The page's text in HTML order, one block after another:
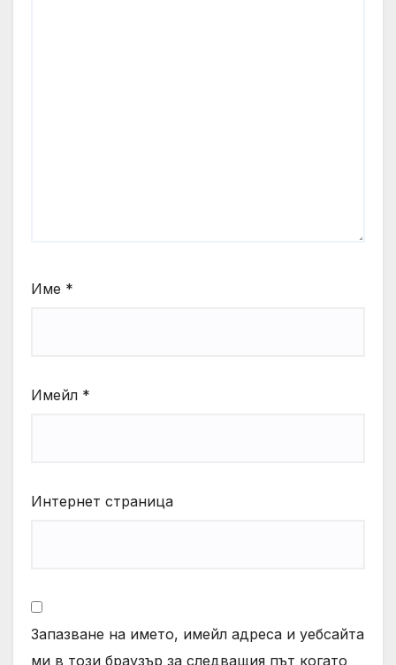
Име *
Имейл *
Интернет страница
Запазване на името, имейл адреса и уебсайта
ми в този браузър за следващия път когато